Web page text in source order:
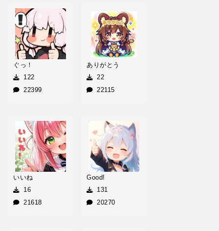
ぐっ！
122
22399
ありがとう
22
22115
いいね
16
21618
Good!
131
20270